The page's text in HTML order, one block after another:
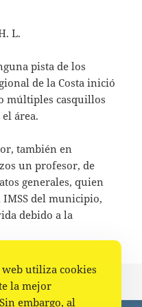
L.
pista de los
de la Costa inició
múltiples casquillos
área.
también en
un profesor, de
generales, quien
del municipio,
debido a la
Categorías
Policiaca
utiliza cookies
la mejor
embargo, al